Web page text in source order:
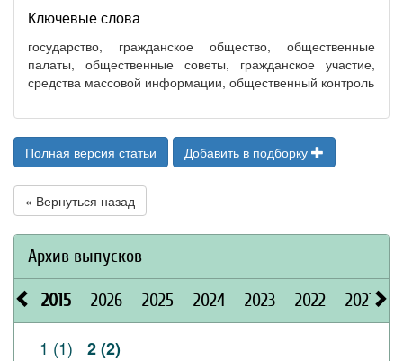
Ключевые слова
государство, гражданское общество, общественные
палаты, общественные советы, гражданское участие,
средства массовой информации, общественный контроль
Полная версия статьи Добавить в подборку
« Вернуться назад
Архив выпусков
2015 2026 2025 2024 2023 2022 2021
1 (1) 2 (2)